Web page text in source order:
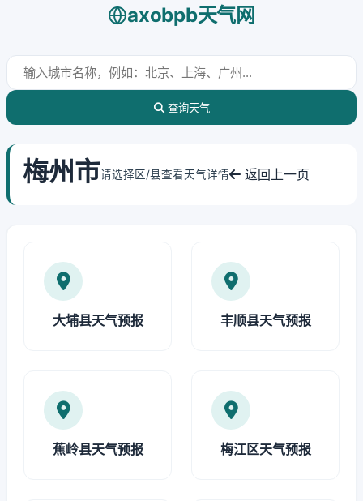
axobpb天气网
查询天气
梅州市请选择区/县查看天气详情 返回上一页
大埔县天气预报 丰顺县天气预报
蕉岭县天气预报 梅江区天气预报